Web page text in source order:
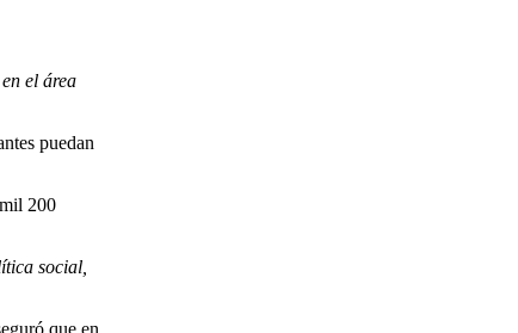
el área
puedan
200
social,
que en